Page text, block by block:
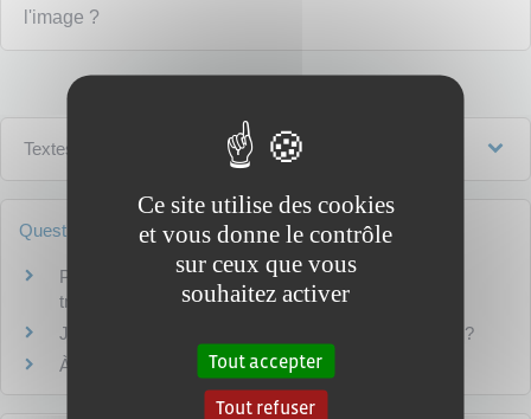
l'image ?
Textes de référence
Questions ? Réponses !
Procès civil : comment agir rapidement devant le
tribunal ?
Justice pénale : quels sont les délais de prescription ?
À partir de quel âge peut-on travailler ?
Ce site utilise des cookies
et vous donne le contrôle
sur ceux que vous
souhaitez activer
Tout accepter
Tout refuser